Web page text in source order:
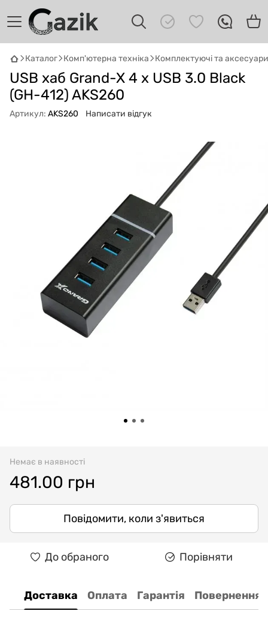
Каталог Комп'ютерна техніка Комплектуючі та аксесуари
USB хаб Grand-X 4 x USB 3.0 Black
(GH-412) AKS260
Артикул: AKS260 Написати відгук
Немає в наявності
481.00 грн
Повідомити, коли з'явиться
До обраного Порівняти
Доставка Оплата Гарантія Повернення
Онлайн · пошук техніки
Привіт! 👋 Я Gazik AI — допоможу
підібрати вживану комп'ютерну техніку.